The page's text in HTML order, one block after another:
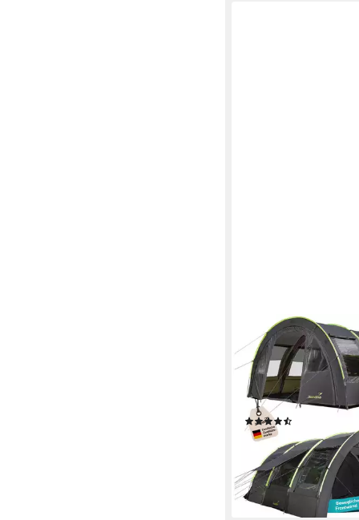
SKANDIKA
Tunnelzelt Kemi 4
dunklen
bewegliche
2 m Stehhöhe,
219,00 € 249,00 €
-12%
lieferbar - in 4-5